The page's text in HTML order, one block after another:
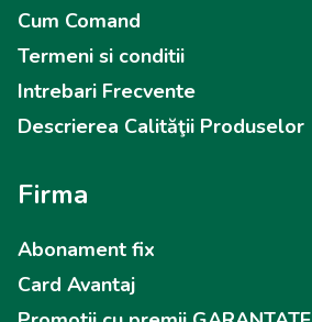
Cum Comand
Termeni si conditii
Intrebari Frecvente
Descrierea Calităţii Produselor
Firma
Abonament fix
Card Avantaj